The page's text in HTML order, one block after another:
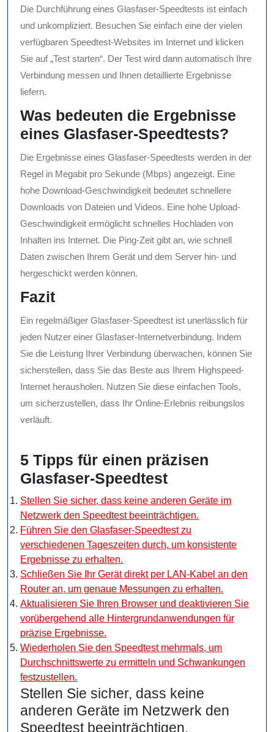
Die Durchführung eines Glasfaser-Speedtests ist einfach
und unkompliziert. Besuchen Sie einfach eine der vielen
verfügbaren Speedtest-Websites im Internet und klicken
Sie auf „Test starten“. Der Test wird dann automatisch Ihre
Verbindung messen und Ihnen detaillierte Ergebnisse
liefern.
Was bedeuten die Ergebnisse
eines Glasfaser-Speedtests?
Die Ergebnisse eines Glasfaser-Speedtests werden in der
Regel in Megabit pro Sekunde (Mbps) angezeigt. Eine
hohe Download-Geschwindigkeit bedeutet schnellere
Downloads von Dateien und Videos. Eine hohe Upload-
Geschwindigkeit ermöglicht schnelles Hochladen von
Inhalten ins Internet. Die Ping-Zeit gibt an, wie schnell
Daten zwischen Ihrem Gerät und dem Server hin- und
hergeschickt werden können.
Fazit
Ein regelmäßiger Glasfaser-Speedtest ist unerlässlich für
jeden Nutzer einer Glasfaser-Internetverbindung. Indem
Sie die Leistung Ihrer Verbindung überwachen, können Sie
sicherstellen, dass Sie das Beste aus Ihrem Highspeed-
Internet herausholen. Nutzen Sie diese einfachen Tools,
um sicherzustellen, dass Ihr Online-Erlebnis reibungslos
verläuft.
5 Tipps für einen präzisen
Glasfaser-Speedtest
Stellen Sie sicher, dass keine anderen Geräte im
Netzwerk den Speedtest beeinträchtigen.
Führen Sie den Glasfaser-Speedtest zu
verschiedenen Tageszeiten durch, um konsistente
Ergebnisse zu erhalten.
Schließen Sie Ihr Gerät direkt per LAN-Kabel an den
Router an, um genaue Messungen zu erhalten.
Aktualisieren Sie Ihren Browser und deaktivieren Sie
vorübergehend alle Hintergrundanwendungen für
präzise Ergebnisse.
Wiederholen Sie den Speedtest mehrmals, um
Durchschnittswerte zu ermitteln und Schwankungen
festzustellen.
Stellen Sie sicher, dass keine
anderen Geräte im Netzwerk den
Speedtest beeinträchtigen.